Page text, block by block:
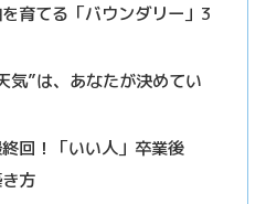
育てる「バウンダリー」3
気”は、あなたが決めてい
回！「いい人」卒業後
方